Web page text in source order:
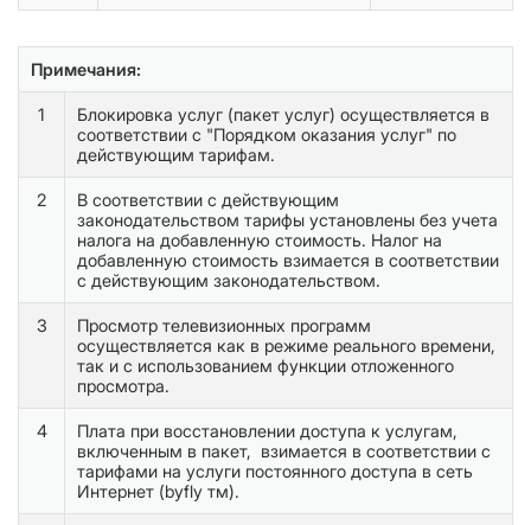
Примечания:
1
Блокировка услуг (пакет услуг) осуществляется в
соответствии с "Порядком оказания услуг" по
действующим тарифам.
2
В соответствии с действующим
законодательством тарифы установлены без учета
налога на добавленную стоимость. Налог на
добавленную стоимость взимается в соответствии
с действующим законодательством.
3
Просмотр телевизионных программ
осуществляется как в режиме реального времени,
так и с использованием функции отложенного
просмотра.
4
Плата при восстановлении доступа к услугам,
включенным в пакет, взимается в соответствии с
тарифами на услуги постоянного доступа в сеть
Интернет (byfly тм).